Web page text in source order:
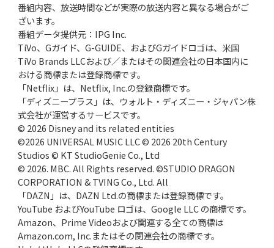
番組内容、放送時間などが実際の放送内容と異なる場合がご
ざいます。
番組データ提供元：IPG Inc.
TiVo、Gガイド、G-GUIDE、およびGガイドロゴは、米国
TiVo Brands LLCおよび／またはその関連会社の日本国内に
おける商標または登録商標です。
「Netflix」は、Netflix, Inc.の登録商標です。
「ディズニープラス」は、ウォルト・ディズニー・ジャパン株
式会社が運営するサービスです。
© 2026 Disney and its related entities
©2026 UNIVERSAL MUSIC LLC © 2026 20th Century
Studios © KT StudioGenie Co., Ltd
© 2026. MBC. All Rights reserved. ©STUDIO DRAGON
CORPORATION & TVING Co., Ltd. All
「DAZN」は、DAZN Ltd.の商標または登録商標です。
YouTube およびYouTube ロゴは、Google LLC の商標です。
Amazon、Prime Videoおよび関連する全ての商標は
Amazon.com, Inc.またはその関連会社の商標です。